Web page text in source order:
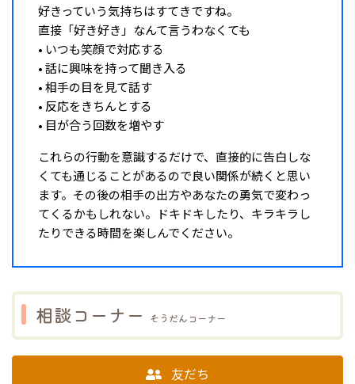
好きっていう気持ちはすてきですね。
直接「好き好き」なんて言うわなくても
• いつも笑顔で対応する
• 話に興味を持って聞き入る
• 相手の目を見て話す
• 反応をきちんとする
• 目が合う回数を増やす
これらの行動を意識するだけで、直接的に告白しな
くても通じることがあるので良い関係が続くと思い
ます。その後の相手の出方やあなたの勇気で変わっ
てくるかもしれない。ドキドキしたり、キラキラし
たりできる時間を楽しんでください。
相談コーナー そうだんコーナー
友だち